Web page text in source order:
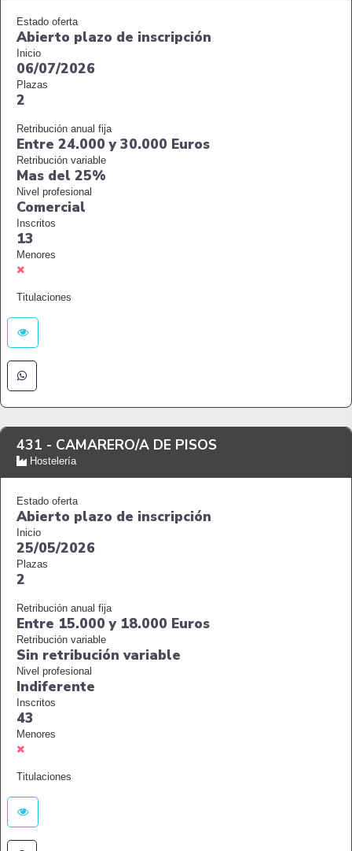
Estado oferta
Abierto plazo de inscripción
Inicio
06/07/2026
Plazas
2
Retribución anual fija
Entre 24.000 y 30.000 Euros
Retribución variable
Mas del 25%
Nivel profesional
Comercial
Inscritos
13
Menores
Titulaciones
431 - CAMARERO/A DE PISOS
Hostelería
Estado oferta
Abierto plazo de inscripción
Inicio
25/05/2026
Plazas
2
Retribución anual fija
Entre 15.000 y 18.000 Euros
Retribución variable
Sin retribución variable
Nivel profesional
Indiferente
Inscritos
43
Menores
Titulaciones